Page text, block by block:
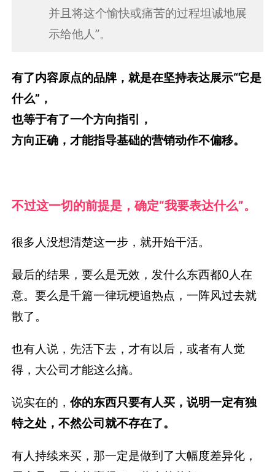
并且将这个愉快或痛苦的过程坦诚地展
示给他人”。
有了内容原点的品牌，就是在坚持表达展示“它是
什么”，
也等于有了一个方向指引，
方向正确，才能指导基础的营销动作不偏移。
不过这一切的前提是，确定“我要表达什么”。
很多人没想清楚这一步，就开始干活。
最后的结果，要么是无效，发什么东西都0人在
意。要么是千篇一律玩梗追热点，一阵风过去就
散了。
也有人说，先活下去，才有以后，或者有人觉
得，大公司才能这么搞。
说实在的，你的东西只要有人买，说明一定有独
特之处，不然公司就不存在了。
有人持续来买，那一定是做到了大幅度差异化，